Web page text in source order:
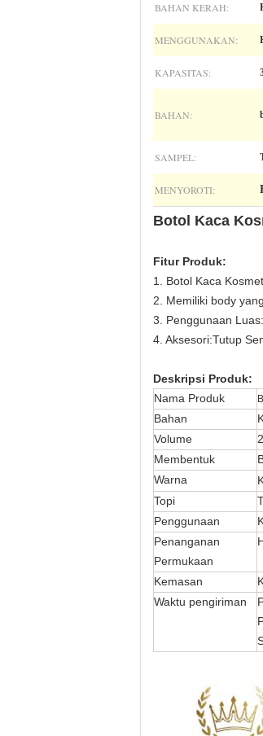
BAHAN KERAH:
MENGGUNAKAN:
KAPASITAS:
BAHAN:
SAMPEL:
MENYOROTI:
Botol Kaca
Fitur Produk:
1. Botol Kaca
2. Memiliki body
3. Penggunaan
4. Aksesori:Tutup
Deskripsi Produk:
Nama Produk
Bahan
Volume
Membentuk
Warna
Topi
Penggunaan
Penanganan
Permukaan
Kemasan
Waktu pengiriman